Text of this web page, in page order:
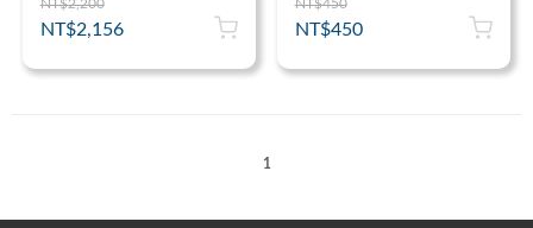
NT$2,200
NT$2,156
NT$450
NT$450
1